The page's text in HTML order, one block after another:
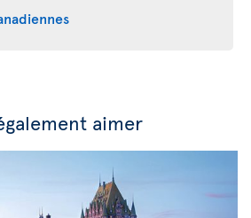
aimer